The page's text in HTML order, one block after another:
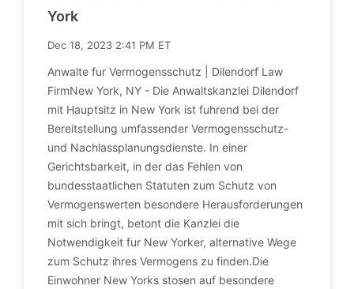
York
Dec 18, 2023 2:41 PM ET
Anwalte fur Vermogensschutz | Dilendorf Law
FirmNew York, NY - Die Anwaltskanzlei Dilendorf
mit Hauptsitz in New York ist fuhrend bei der
Bereitstellung umfassender Vermogensschutz-
und Nachlassplanungsdienste. In einer
Gerichtsbarkeit, in der das Fehlen von
bundesstaatlichen Statuten zum Schutz von
Vermogenswerten besondere Herausforderungen
mit sich bringt, betont die Kanzlei die
Notwendigkeit fur New Yorker, alternative Wege
zum Schutz ihres Vermogens zu finden.Die
Einwohner New Yorks stosen auf besondere